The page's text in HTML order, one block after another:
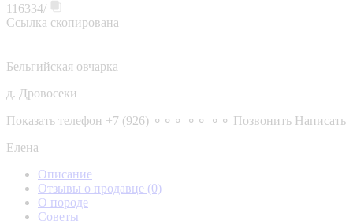
116334/
Ссылка скопирована
Бельгийская овчарка
д. Дровосеки
Показать телефон +7 (926) ⚬⚬⚬ ⚬⚬ ⚬⚬ Позвонить Написать
Елена
Описание
Отзывы о продавце (0)
О породе
Советы